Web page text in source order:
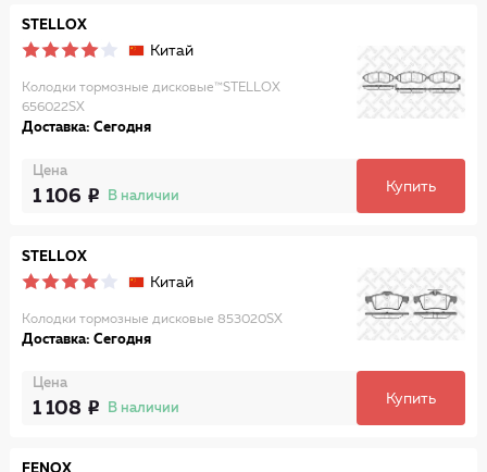
STELLOX
Китай
Колодки тормозные дисковые™STELLOX
656022SX
Доставка: Сегодня
Цена
1 106 В наличии
Купить
STELLOX
Китай
Колодки тормозные дисковые 853020SX
Доставка: Сегодня
Цена
1 108 В наличии
Купить